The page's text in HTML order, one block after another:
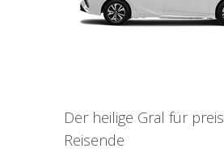
Der heilige Gral für
Reisende